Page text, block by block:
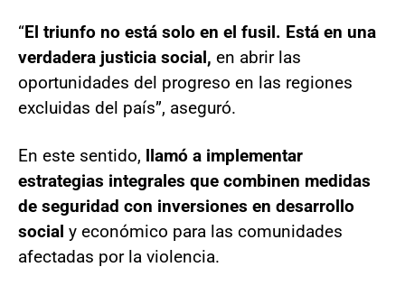
“El triunfo no está solo en el fusil. Está en una
verdadera justicia social, en abrir las
oportunidades del progreso en las regiones
excluidas del país”, aseguró.
En este sentido, llamó a implementar
estrategias integrales que combinen medidas
de seguridad con inversiones en desarrollo
social y económico para las comunidades
afectadas por la violencia.